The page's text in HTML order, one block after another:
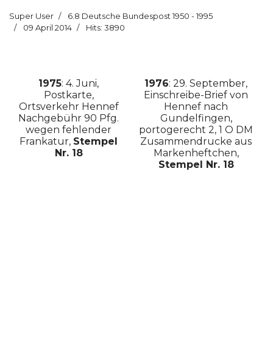
Super User
6.8 Deutsche Bundespost 1950 - 1995
09 April 2014
Hits: 3890
1975: 4. Juni,
Postkarte,
Ortsverkehr Hennef
Nachgebühr 90 Pfg.
wegen fehlender
Frankatur, Stempel
Nr. 18
1976: 29. September,
Einschreibe-Brief von
Hennef nach
Gundelfingen,
portogerecht 2, 1 O DM
Zusammendrucke aus
Markenheftchen,
Stempel Nr. 18